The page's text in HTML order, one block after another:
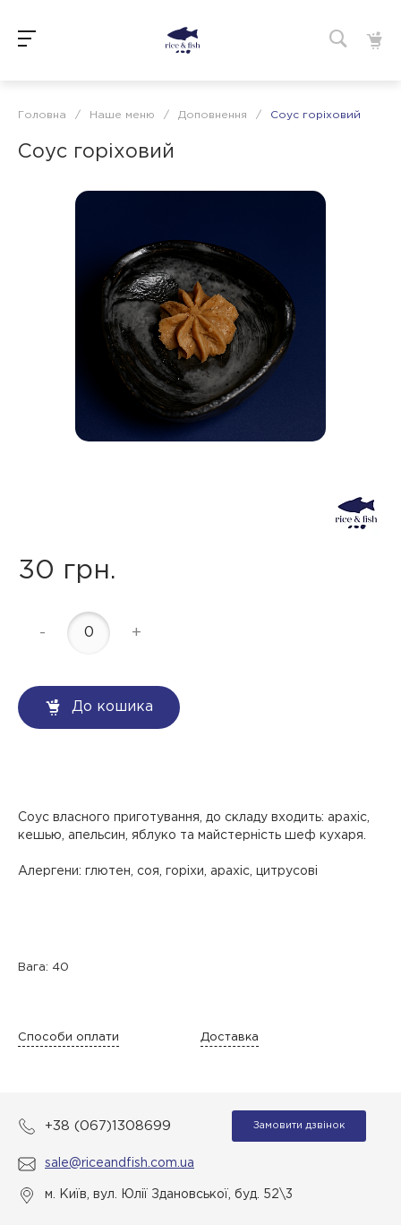
Головна / Наше меню / Доповнення / Соус горіховий
Соус горіховий
30 грн.
- +
До кошика
Соус власного приготування, до складу входить: арахіс,
кешью, апельсин, яблуко та майстерність шеф кухаря.
Алергени: глютен, соя, горіхи, арахіс, цитрусові
Вага: 40
Способи оплати Доставка
+38 (067)1308699 Замовити дзвінок
sale@riceandfish.com.ua
м. Київ, вул. Юлії Здановської, буд. 52\3